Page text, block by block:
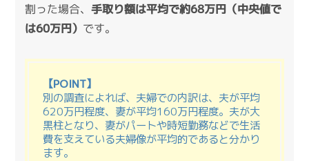
割った場合、手取り額は平均で約68万円（中央値で
は60万円） です。
【POINT】
別の調査によれば、夫婦での内訳は、夫が平均
620万円程度、妻が平均160万円程度。夫が大
黒柱となり、妻がパートや時短勤務などで生活
費を支えている夫婦像が平均的であると分かり
ます。